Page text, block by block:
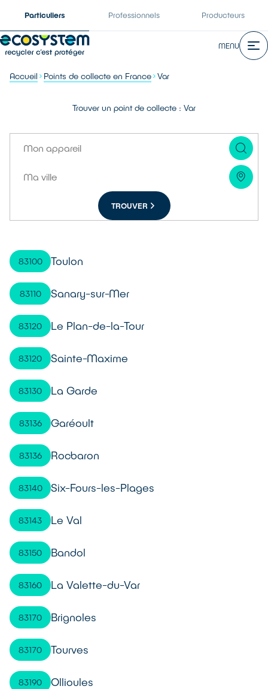
Particuliers Professionnels Producteurs
MENU
Accueil Points de collecte en France Var
Trouver un point de collecte : Var
TROUVER
83100 Toulon
83110 Sanary-sur-Mer
83120 Le Plan-de-la-Tour
83120 Sainte-Maxime
83130 La Garde
83136 Garéoult
83136 Rocbaron
83140 Six-Fours-les-Plages
83143 Le Val
83150 Bandol
83160 La Valette-du-Var
83170 Brignoles
83170 Tourves
83190 Ollioules